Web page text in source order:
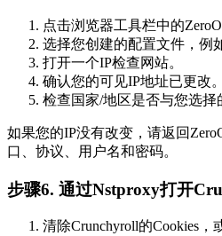
点击浏览器工具栏中的
选择您创建的配置文件，例
打开一个IP检查网站。
确认您的可见IP地址已更改。
检查国家/地区是否与您选择
如果您的IP没有改变，请返回
口、协议、用户名和密码。
步骤6. 通过Nstproxy打开
清除Crunchyroll的Cookies，